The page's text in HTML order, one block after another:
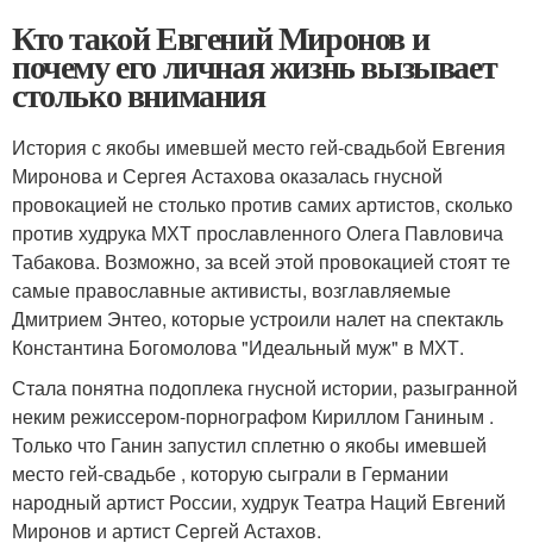
Кто такой Евгений Миронов и
почему его личная жизнь вызывает
столько внимания
История с якобы имевшей место гей-свадьбой Евгения
Миронова и Сергея Астахова оказалась гнусной
провокацией не столько против самих артистов, сколько
против худрука МХТ прославленного Олега Павловича
Табакова. Возможно, за всей этой провокацией стоят те
самые православные активисты, возглавляемые
Дмитрием Энтео, которые устроили налет на спектакль
Константина Богомолова "Идеальный муж" в МХТ.
Стала понятна подоплека гнусной истории, разыгранной
неким режиссером-порнографом Кириллом Ганиным .
Только что Ганин запустил сплетню о якобы имевшей
место гей-свадьбе , которую сыграли в Германии
народный артист России, худрук Театра Наций Евгений
Миронов и артист Сергей Астахов.